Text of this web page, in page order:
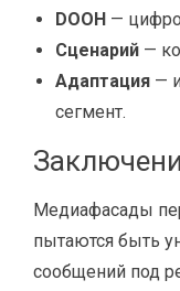
DOOH —
Сценарий —
Адаптация —
сегмент.
Медиафасады
пытаются быть
сообщений под